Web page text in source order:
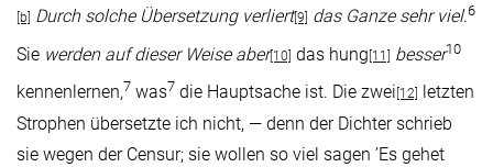
[b] Durch solche Übersetzung verliert[9] das Ganze sehr viel.6
Sie werden auf dieser Weise aber[10] das hung [11] besser10
kennenlernen,7 was7 die Hauptsache ist. Die zwei [12]
letzten
Strophen übersetzte ich nicht, — denn der Dichter schrieb
sie wegen der Censur; sie wollen so viel sagen ’Es gehet